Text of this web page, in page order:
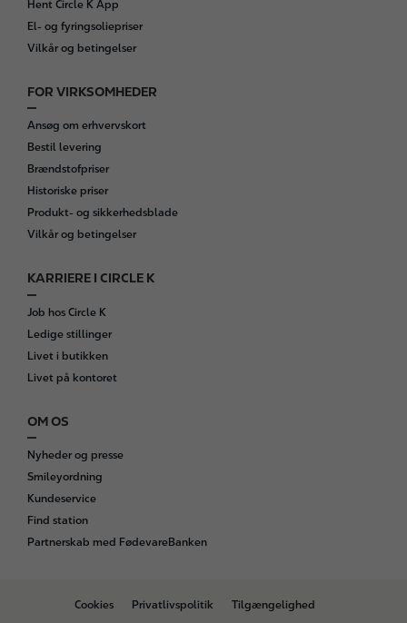
Hent Circle K App
El- og fyringsoliepriser
Vilkår og betingelser
FOR VIRKSOMHEDER
Ansøg om erhvervskort
Bestil levering
Brændstofpriser
Historiske priser
Produkt- og sikkerhedsblade
Vilkår og betingelser
KARRIERE I CIRCLE K
Job hos Circle K
Ledige stillinger
Livet i butikken
Livet på kontoret
OM OS
Nyheder og presse
Smileyordning
Kundeservice
Find station
Partnerskab med FødevareBanken
B
Cookies Privatlivspolitik Tilgængelighed